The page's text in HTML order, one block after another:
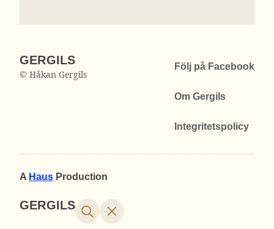
GERGILS
© Håkan Gergils
Följ på Facebook
Om Gergils
Integritetspolicy
A Haus Production
GERGILS